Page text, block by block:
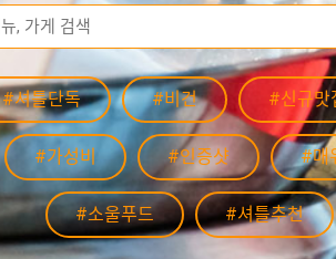
#셔틀단독 #비건 #신규맛
#가성비 #인증샷 #매
#소울푸드 #셔틀추천